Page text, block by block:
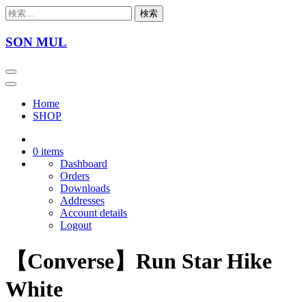
Skip
to
content
検
SON MUL
Home
SHOP
0 items
Dashboard
Orders
Downloads
Addresses
Account details
Logout
【Converse】Run Star Hike
White